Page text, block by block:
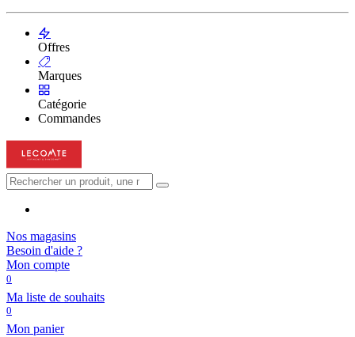
Offres
Marques
Catégorie
Commandes
Nos magasins
Besoin d'aide ?
Mon compte
0
Ma liste de souhaits
0
Mon panier